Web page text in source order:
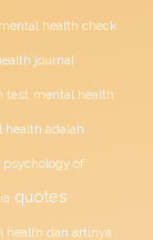
mental health check
journal
test mental health
health adalah
psychology of
quotes
health dan artinya